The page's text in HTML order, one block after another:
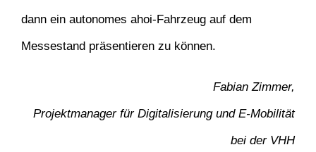
dann ein autonomes ahoi-Fahrzeug auf dem
Messestand präsentieren zu können.
Fabian Zimmer,
Projektmanager für Digitalisierung und E-Mobilität
bei der VHH